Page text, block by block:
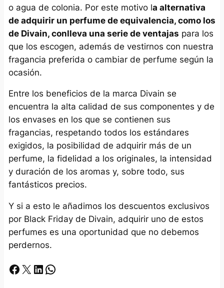
o agua de colonia. Por este motivo la alternativa
de adquirir un perfume de equivalencia, como los
de Divain, conlleva una serie de ventajas para los
que los escogen, además de vestirnos con nuestra
fragancia preferida o cambiar de perfume según la
ocasión.
Entre los beneficios de la marca Divain se
encuentra la alta calidad de sus componentes y de
los envases en los que se contienen sus
fragancias, respetando todos los estándares
exigidos, la posibilidad de adquirir más de un
perfume, la fidelidad a los originales, la intensidad
y duración de los aromas y, sobre todo, sus
fantásticos precios.
Y si a esto le añadimos los descuentos exclusivos
por Black Friday de Divain, adquirir uno de estos
perfumes es una oportunidad que no debemos
perdernos.
Facebook X LinkedIn Whatsapp